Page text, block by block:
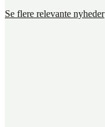
Se flere relevante nyheder